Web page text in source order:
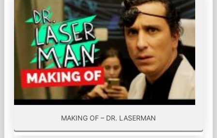
MAKING OF – DR. LASERMAN